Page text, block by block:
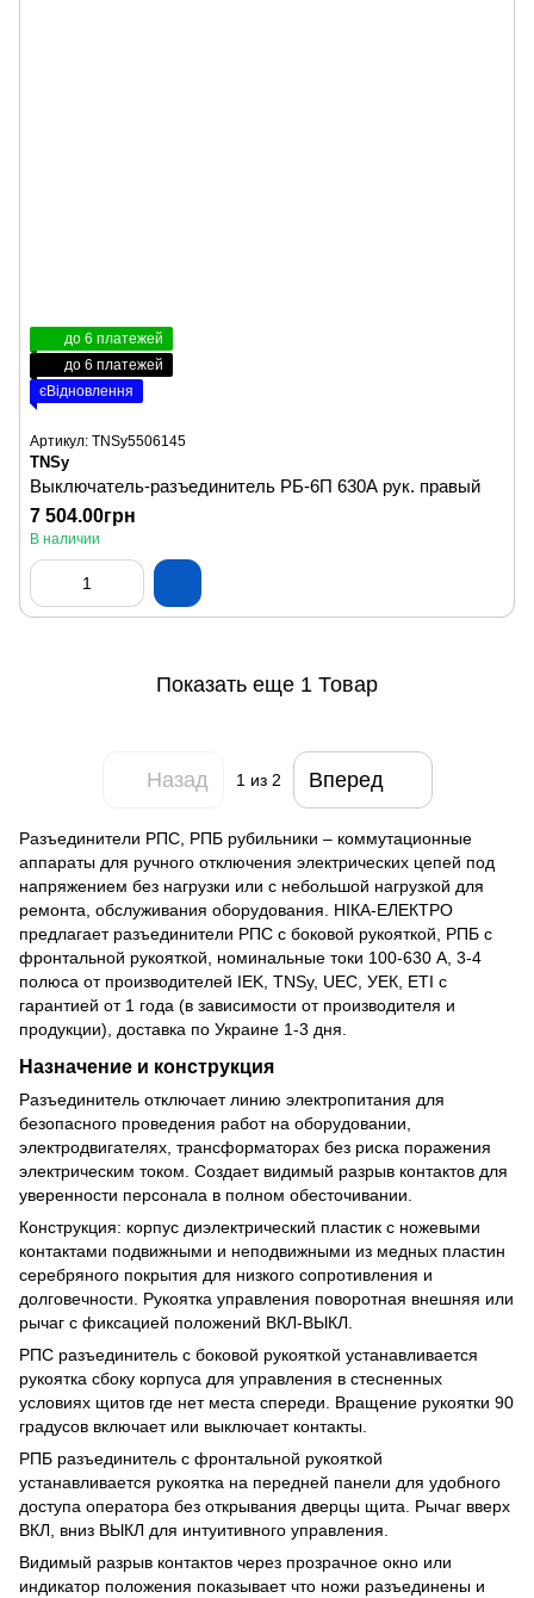
до 6 платежей
до 6 платежей
єВідновлення
Артикул: TNSy5506145
TNSy
Выключатель-разъединитель РБ-6П 630А рук. правый
7 504.00грн
В наличии
Показать еще 1 Товар
Назад 1 из 2 Вперед
Разъединители РПС, РПБ рубильники – коммутационные
аппараты для ручного отключения электрических цепей под
напряжением без нагрузки или с небольшой нагрузкой для
ремонта, обслуживания оборудования. НІКА-ЕЛЕКТРО
предлагает разъединители РПС с боковой рукояткой, РПБ с
фронтальной рукояткой, номинальные токи 100-630 А, 3-4
полюса от производителей IEK, TNSy, UEC, УЕК, ETI с
гарантией от 1 года (в зависимости от производителя и
продукции), доставка по Украине 1-3 дня.
Назначение и конструкция
Разъединитель отключает линию электропитания для
безопасного проведения работ на оборудовании,
электродвигателях, трансформаторах без риска поражения
электрическим током. Создает видимый разрыв контактов для
уверенности персонала в полном обесточивании.
Конструкция: корпус диэлектрический пластик с ножевыми
контактами подвижными и неподвижными из медных пластин
серебряного покрытия для низкого сопротивления и
долговечности. Рукоятка управления поворотная внешняя или
рычаг с фиксацией положений ВКЛ-ВЫКЛ.
РПС разъединитель с боковой рукояткой устанавливается
рукоятка сбоку корпуса для управления в стесненных
условиях щитов где нет места спереди. Вращение рукоятки 90
градусов включает или выключает контакты.
РПБ разъединитель с фронтальной рукояткой
устанавливается рукоятка на передней панели для удобного
доступа оператора без открывания дверцы щита. Рычаг вверх
ВКЛ, вниз ВЫКЛ для интуитивного управления.
Видимый разрыв контактов через прозрачное окно или
индикатор положения показывает что ножи разъединены и